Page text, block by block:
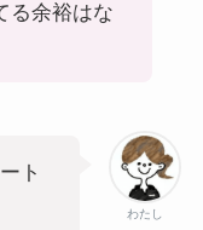
る余裕はな
わたし
ト